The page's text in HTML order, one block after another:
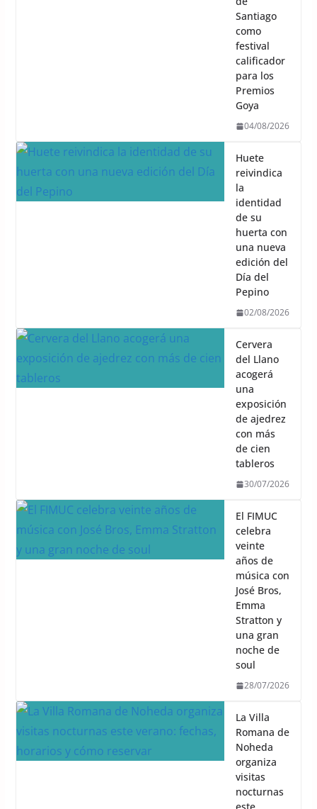
Santiago
como
festival
calificador
para los
Premios
Goya
04/08/2026
Huete
reivindica
la
identidad
de su
huerta con
una nueva
edición del
Día del
Pepino
02/08/2026
Cervera
del Llano
acogerá
una
exposición
de ajedrez
con más
de cien
tableros
30/07/2026
El FIMUC
celebra
veinte
años de
música con
José Bros,
Emma
Stratton y
una gran
noche de
soul
28/07/2026
La Villa
Romana de
Noheda
organiza
visitas
nocturnas